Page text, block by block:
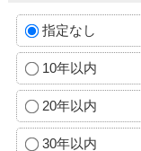
指定なし
10年以内
20年以内
30年以内